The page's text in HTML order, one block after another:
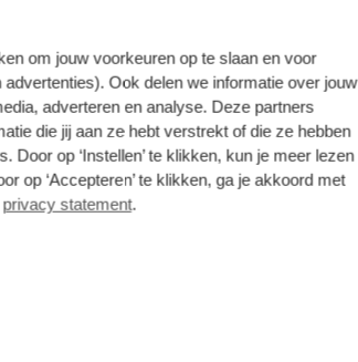
om jouw voorkeuren op te slaan en voor
Ook delen we informatie over jouw
adverteren en analyse. Deze partners
die jij aan ze hebt verstrekt of die ze hebben
op ‘Instellen’ te klikken, kun je meer lezen
op ‘Accepteren’ te klikken, ga je akkoord met
privacy statement.
of